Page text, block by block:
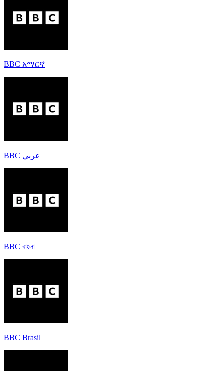
BBC አማርኛ
BBC عربي
BBC বাংলা
BBC Brasil